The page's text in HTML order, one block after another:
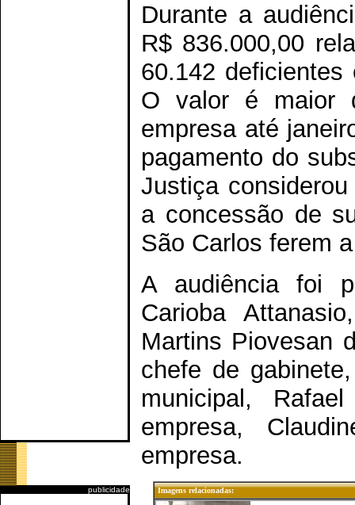
publicidade
Durante a
R$ 836.000,00
60.142
O valor é maior
empresa até
pagamento do
Justiça
a concessão de
São Carlos ferem
A audiência foi
Carioba
Martins Piovesan
chefe de
municipal,
empresa,
empresa.
Imagens relacionadas: